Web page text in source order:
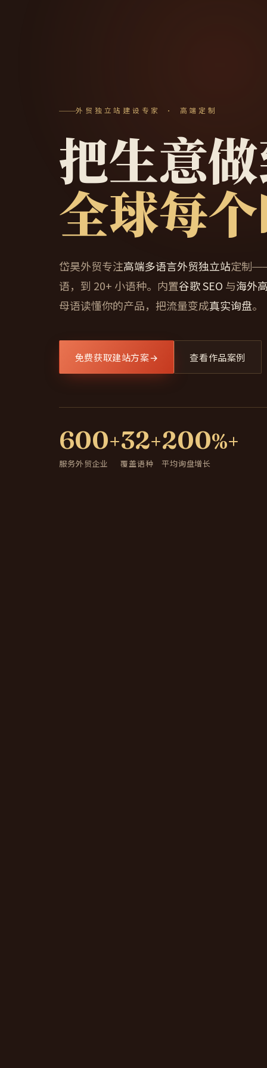
外贸独立站建设专家 · 高端定制
把生意
全球每
岱昊外贸专注高端多语言外贸独立站定制
语，到 20+ 小语种。内置谷歌 SEO 与海外
母语读懂你的产品，把流量变成真实询盘。
免费获取建站方案→ 查看作品案例
600+
服务外贸企业
32+
覆盖语种
200%+
平均询盘增长